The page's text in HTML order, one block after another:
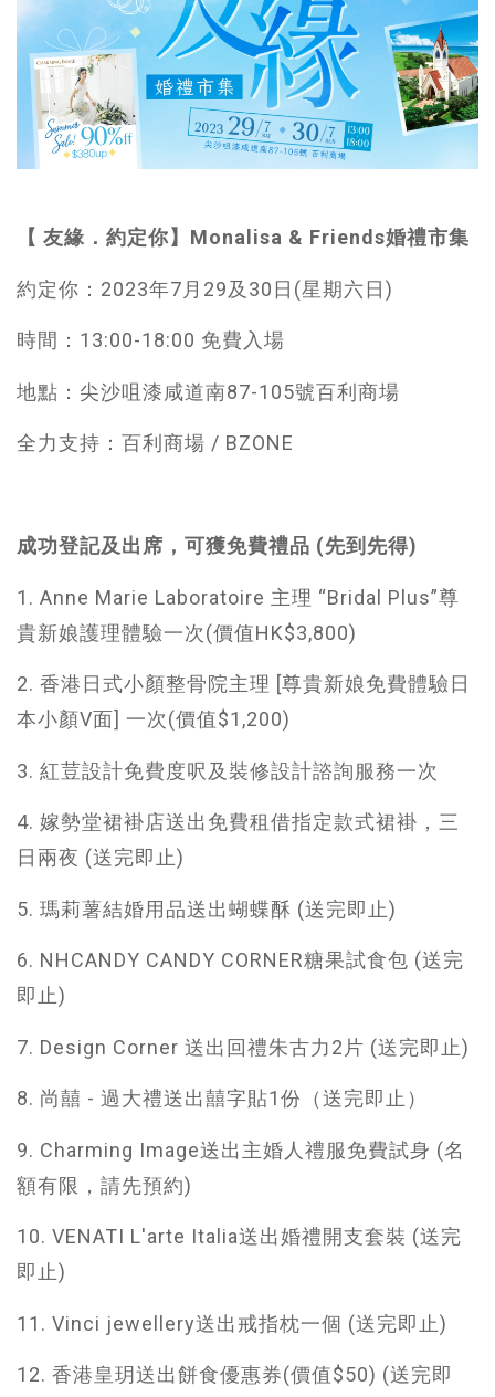
【 友緣．約定你】Monalisa & Friends婚禮市集
約定你：2023年7月29及30日(星期六日)
時間：13:00-18:00 免費入場
地點：尖沙咀漆咸道南87-105號百利商場
全力支持：百利商場 / BZONE
成功登記及出席，可獲免費禮品 (先到先得)
1. Anne Marie Laboratoire 主理 “Bridal Plus”尊
貴新娘護理體驗一次(價值HK$3,800)
2. 香港日式小顏整骨院主理 [尊貴新娘免費體驗日
本小顏V面] 一次(價值$1,200)
3. 紅荳設計免費度呎及裝修設計諮詢服務一次
4. 嫁勢堂裙褂店送出免費租借指定款式裙褂，三
日兩夜 (送完即止)
5. 瑪莉薯結婚用品送出蝴蝶酥 (送完即止)
6. NHCANDY CANDY CORNER糖果試食包 (送完
即止)
7. Design Corner 送出回禮朱古力2片 (送完即止)
8. 尚囍 - 過大禮送出囍字貼1份（送完即止）
9. Charming Image送出主婚人禮服免費試身 (名
額有限，請先預約)
10. VENATI L'arte Italia送出婚禮開支套裝 (送完
即止)
11. Vinci jewellery送出戒指枕一個 (送完即止)
12. 香港皇玥送出餅食優惠券(價值$50) (送完即